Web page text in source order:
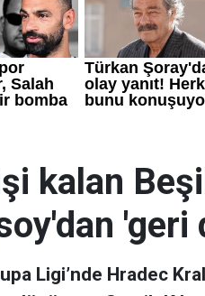
kalan
Ligi’nde Hradec